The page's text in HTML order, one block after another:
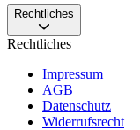
Rechtliches
Rechtliches
Impressum
AGB
Datenschutz
Widerrufsrecht